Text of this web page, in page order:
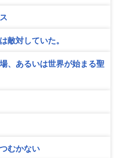
敵対していた。
、あるいは世界が始まる聖
むかない